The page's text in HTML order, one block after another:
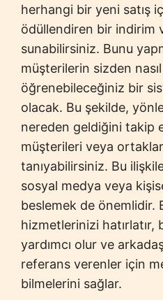
herhangi bir yeni satış
ödüllendiren bir indirim
sunabilirsiniz. Bunu
müşterilerin sizden
öğrenebileceğiniz bir
olacak. Bu şekilde,
nereden geldiğini takip
müşterileri veya
tanıyabilirsiniz. Bu
sosyal medya veya
beslemek de önemlidir.
hizmetlerinizi hatırlatır,
yardımcı olur ve
referans verenler için
bilmelerini sağlar.